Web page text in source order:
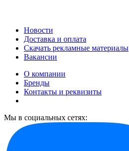
Новости
Доставка и оплата
Скачать рекламные материалы
Вакансии
О компании
Бренды
Контакты и реквизиты
Мы в социальных сетях: